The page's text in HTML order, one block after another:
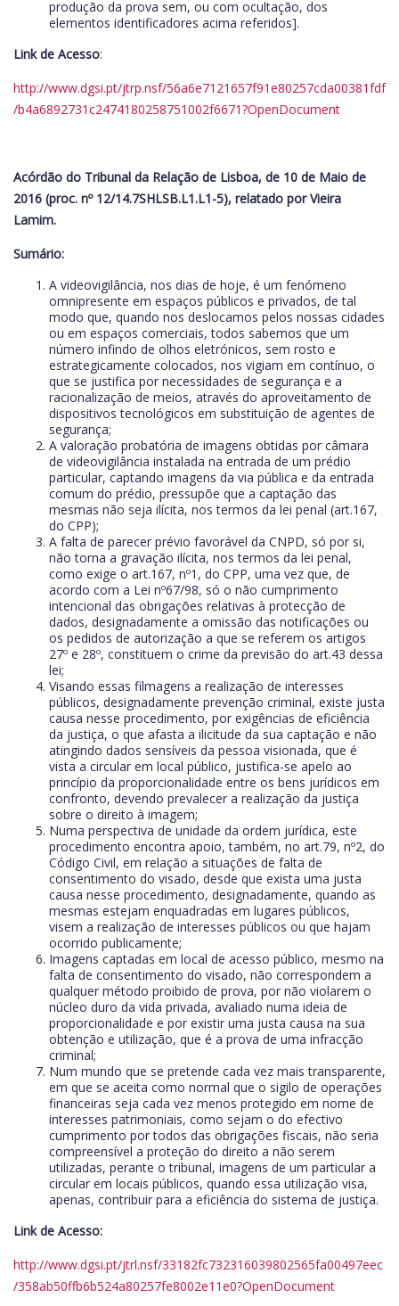
produção da prova sem, ou com ocultação, dos
elementos identificadores acima referidos].
Link de Acesso:
http://www.dgsi.pt/jtrp.nsf/56a6e7121657f91e80257cda00381fdf
/b4a6892731c2474180258751002f6671?OpenDocument
Acórdão do Tribunal da Relação de Lisboa, de 10 de Maio de
2016 (proc. nº 12/14.7SHLSB.L1.L1-5), relatado por Vieira
Lamim.
Sumário:
A videovigilância, nos dias de hoje, é um fenómeno
omnipresente em espaços públicos e privados, de tal
modo que, quando nos deslocamos pelos nossas cidades
ou em espaços comerciais, todos sabemos que um
número infindo de olhos eletrónicos, sem rosto e
estrategicamente colocados, nos vigiam em contínuo, o
que se justifica por necessidades de segurança e a
racionalização de meios, através do aproveitamento de
dispositivos tecnológicos em substituição de agentes de
segurança;
A valoração probatória de imagens obtidas por câmara
de videovigilância instalada na entrada de um prédio
particular, captando imagens da via pública e da entrada
comum do prédio, pressupõe que a captação das
mesmas não seja ilícita, nos termos da lei penal (art.167,
do CPP);
A falta de parecer prévio favorável da CNPD, só por si,
não torna a gravação ilícita, nos termos da lei penal,
como exige o art.167, nº1, do CPP, uma vez que, de
acordo com a Lei nº67/98, só o não cumprimento
intencional das obrigações relativas à protecção de
dados, designadamente a omissão das notificações ou
os pedidos de autorização a que se referem os artigos
27º e 28º, constituem o crime da previsão do art.43 dessa
lei;
Visando essas filmagens a realização de interesses
públicos, designadamente prevenção criminal, existe justa
causa nesse procedimento, por exigências de eficiência
da justiça, o que afasta a ilicitude da sua captação e não
atingindo dados sensíveis da pessoa visionada, que é
vista a circular em local público, justifica-se apelo ao
princípio da proporcionalidade entre os bens jurídicos em
confronto, devendo prevalecer a realização da justiça
sobre o direito à imagem;
Numa perspectiva de unidade da ordem jurídica, este
procedimento encontra apoio, também, no art.79, nº2, do
Código Civil, em relação a situações de falta de
consentimento do visado, desde que exista uma justa
causa nesse procedimento, designadamente, quando as
mesmas estejam enquadradas em lugares públicos,
visem a realização de interesses públicos ou que hajam
ocorrido publicamente;
Imagens captadas em local de acesso público, mesmo na
falta de consentimento do visado, não correspondem a
qualquer método proibido de prova, por não violarem o
núcleo duro da vida privada, avaliado numa ideia de
proporcionalidade e por existir uma justa causa na sua
obtenção e utilização, que é a prova de uma infracção
criminal;
Num mundo que se pretende cada vez mais transparente,
em que se aceita como normal que o sigilo de operações
financeiras seja cada vez menos protegido em nome de
interesses patrimoniais, como sejam o do efectivo
cumprimento por todos das obrigações fiscais, não seria
compreensível a proteção do direito a não serem
utilizadas, perante o tribunal, imagens de um particular a
circular em locais públicos, quando essa utilização visa,
apenas, contribuir para a eficiência do sistema de justiça.
Link de Acesso:
http://www.dgsi.pt/jtrl.nsf/33182fc732316039802565fa00497eec
/358ab50ffb6b524a80257fe8002e11e0?OpenDocument